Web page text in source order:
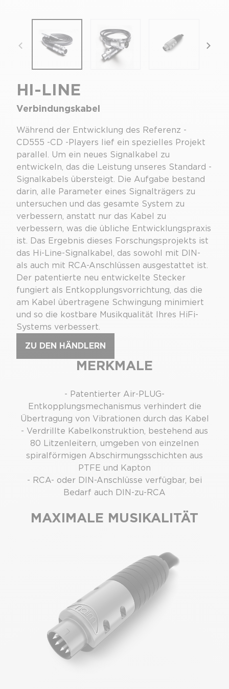
focal-naim-frontent::misc.prev_label
HI-LINE
Verbindungskabel
Während der Entwicklung des Referenz -
CD555 -CD -Players lief ein spezielles Projekt
parallel. Um ein neues Signalkabel zu
entwickeln, das die Leistung unseres Standard -
Signalkabels übersteigt. Die Aufgabe bestand
darin, alle Parameter eines Signalträgers zu
untersuchen und das gesamte System zu
verbessern, anstatt nur das Kabel zu
verbessern, was die übliche Entwicklungspraxis
ist. Das Ergebnis dieses Forschungsprojekts ist
das Hi-Line-Signalkabel, das sowohl mit DIN-
als auch mit RCA-Anschlüssen ausgestattet ist.
Der patentierte neu entwickelte Stecker
fungiert als Entkopplungsvorrichtung, das die
am Kabel übertragene Schwingung minimiert
und so die kostbare Musikqualität Ihres HiFi-
Systems verbessert.
ZU DEN HÄNDLERN
MERKMALE
- Patentierter Air-PLUG-
Entkopplungsmechanismus verhindert die
Übertragung von Vibrationen durch das Kabel
- Verdrillte Kabelkonstruktion, bestehend aus
80 Litzenleitern, umgeben von einzelnen
spiralförmigen Abschirmungsschichten aus
PTFE und Kapton
- RCA- oder DIN-Anschlüsse verfügbar, bei
Bedarf auch DIN-zu-RCA
MAXIMALE MUSIKALITÄT